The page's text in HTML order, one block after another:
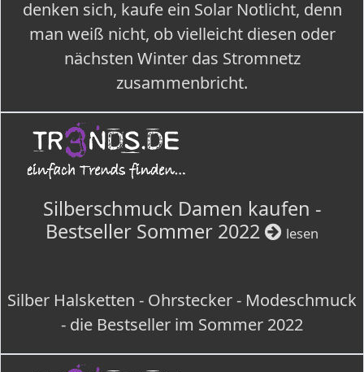
denken sich, kaufe ein Solar Notlicht, denn
man weiß nicht, ob vielleicht diesen oder
nächsten Winter das Stromnetz
zusammenbricht.
Silberschmuck Damen kaufen -
Bestseller Sommer 2022
lesen
Silber Halsketten - Ohrstecker - Modeschmuck
- die Bestseller im Sommer 2022